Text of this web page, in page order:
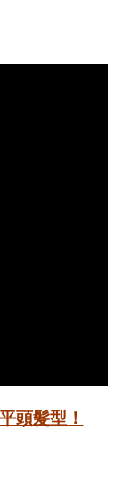
頭髮型！